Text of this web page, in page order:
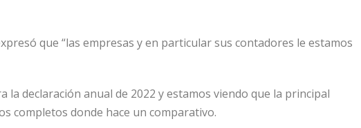
que “las empresas y en particular sus contadores le estamos
la declaración anual de 2022 y estamos viendo que la principal
completos donde hace un comparativo.